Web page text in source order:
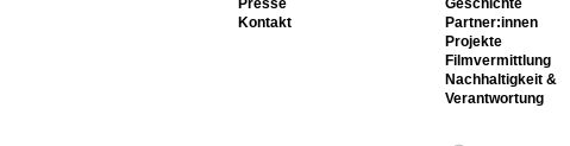
Geschichte
Partner:innen
Projekte
Filmvermittlung
Nachhaltigkeit &
Verantwortung
Presse
Kontakt